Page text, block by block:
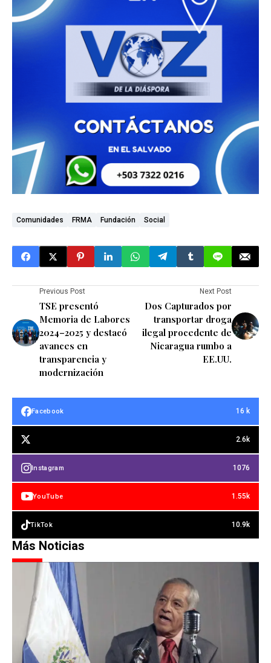
Comunidades FRMA Fundación Social
Previous Post
TSE presentó
Memoria de Labores
2024–2025 y destacó
avances en
transparencia y
modernización
Next Post
Dos Capturados por
transportar droga
ilegal procedente de
Nicaragua rumbo a
EE.UU.
Facebook 16 k
2.6k
Instagram 1076
YouTube 1.55k
TikTok 10.9k
Más Noticias